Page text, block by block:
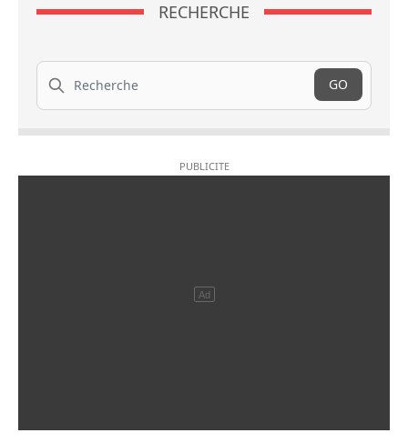
RECHERCHE
Recherche
GO